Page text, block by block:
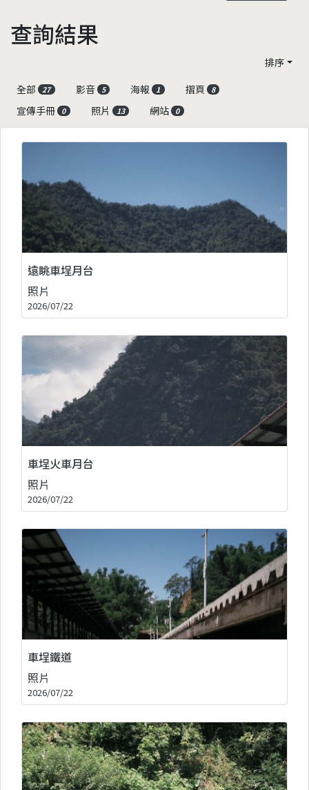
查詢結果
排序
全部
27 影音 5 海報 1 摺頁 8
宣傳手冊 0 照片 13 網站 0
遠眺車埕月台
照片
2026/07/22
車埕火車月台
照片
2026/07/22
車埕鐵道
照片
2026/07/22